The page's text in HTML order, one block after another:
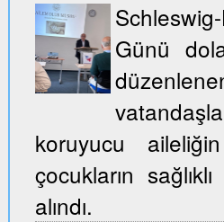
Günü
koruyucu
çocukların
alındı.